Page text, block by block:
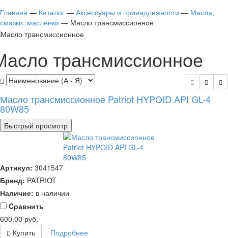
Главная — Каталог — Аксессуары и принадлежности — Масла,
смазки, масленки — Масло трансмиссионное
трансмиссионное
Масло трансмиссионное Patriot HYPOID API GL-4
80W85
Быстрый просмотр
Артикул: 3041547
Бренд: PATRIOT
Наличие: в наличии
Cравнить
600.00 руб.
Купить
Подробнее